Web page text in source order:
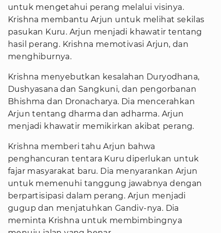
untuk mengetahui perang melalui visinya.
Krishna membantu Arjun untuk melihat sekilas
pasukan Kuru. Arjun menjadi khawatir tentang
hasil perang. Krishna memotivasi Arjun, dan
menghiburnya.
Krishna menyebutkan kesalahan Duryodhana,
Dushyasana dan Sangkuni, dan pengorbanan
Bhishma dan Dronacharya. Dia mencerahkan
Arjun tentang dharma dan adharma. Arjun
menjadi khawatir memikirkan akibat perang.
Krishna memberi tahu Arjun bahwa
penghancuran tentara Kuru diperlukan untuk
fajar masyarakat baru. Dia menyarankan Arjun
untuk memenuhi tanggung jawabnya dengan
berpartisipasi dalam perang. Arjun menjadi
gugup dan menjatuhkan Gandiv-nya. Dia
meminta Krishna untuk membimbingnya